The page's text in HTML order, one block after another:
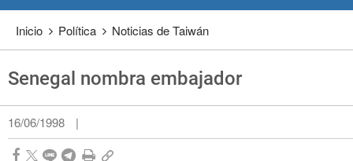
Inicio Política Noticias de Taiwán
Senegal nombra embajador
16/06/1998 |